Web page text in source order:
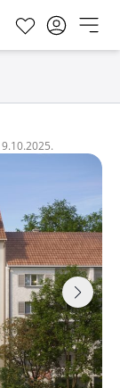
9.10.2025.